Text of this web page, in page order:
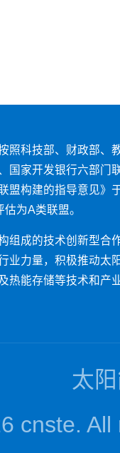
照科技部、财政部、
国家开发银行六部门
盟构建的指导意见》
为A类联盟。
组成的技术创新型合
业力量，积极推动太
热能存储等技术和产
太
cnste. All